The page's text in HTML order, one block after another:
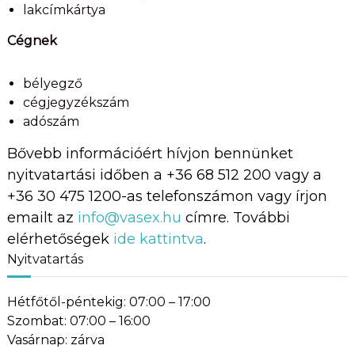
lakcímkártya
Cégnek
bélyegző
cégjegyzékszám
adószám
Bővebb információért hívjon bennünket
nyitvatartási időben a +36 68 512 200 vagy a
+36 30 475 1200-as telefonszámon vagy írjon
emailt az info@vasex.hu címre. További
elérhetőségek ide kattintva.
Nyitvatartás
Hétfőtől-péntekig: 07:00 – 17:00
Szombat: 07:00 – 16:00
Vasárnap: zárva